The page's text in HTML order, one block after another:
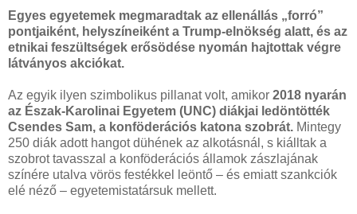
Egyes egyetemek megmaradtak az ellenállás „forró”
pontjaiként, helyszíneiként a Trump-elnökség alatt, és az
etnikai feszültségek erősödése nyomán hajtottak végre
látványos akciókat.
Az egyik ilyen szimbolikus pillanat volt, amikor 2018 nyarán
az Észak-Karolinai Egyetem (UNC) diákjai ledöntötték
Csendes Sam, a konföderációs katona szobrát. Mintegy
250 diák adott hangot dühének az alkotásnál, s kiálltak a
szobrot tavasszal a konföderációs államok zászlajának
színére utalva vörös festékkel leöntő – és emiatt szankciók
elé néző – egyetemistatársuk mellett.